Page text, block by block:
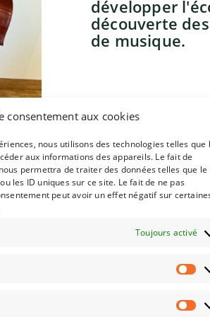
consentement aux cookies
nous utilisons des technologies telles que
aux informations des appareils. Le fait de
permettra de traiter des données telles que le
les ID uniques sur ce site. Le fait de ne pas
peut avoir un effet négatif sur
Toujours activé
développer
découverte
de musique.